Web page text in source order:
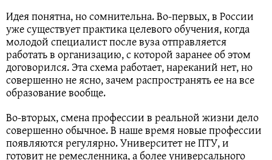
Идея понятна, но сомнительна. Во-первых, в России
уже существует практика целевого обучения, когда
молодой специалист после вуза отправляется
работать в организацию, с которой заранее об этом
договорился. Эта схема работает, нареканий нет, но
совершенно не ясно, зачем распространять ее на все
образование вообще.
Во-вторых, смена профессии в реальной жизни дело
совершенно обычное. В наше время новые профессии
появляются регулярно. Университет не ПТУ, и
готовит не ремесленника, а более универсального